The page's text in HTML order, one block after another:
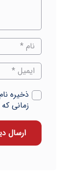
ذخیره
زمانی
ارسال